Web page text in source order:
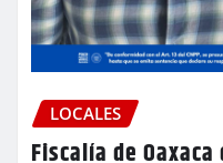
LOCALES
Fiscalía de